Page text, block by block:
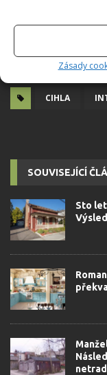
Zásady
CIHLA
SOUVISEJÍCÍ
Sto